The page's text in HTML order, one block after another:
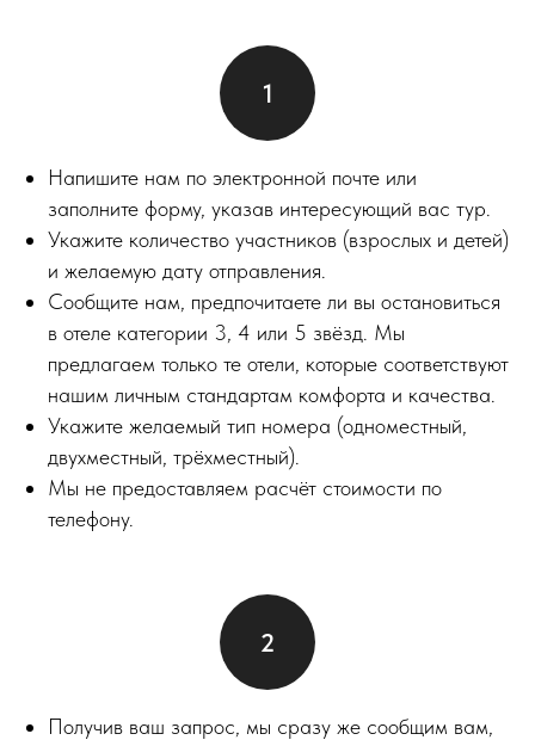
Напишите нам по электронной почте или
заполните форму, указав интересующий вас тур.
Укажите количество участников (взрослых и детей)
и желаемую дату отправления.
Сообщите нам, предпочитаете ли вы остановиться
в отеле категории 3, 4 или 5 звёзд. Мы
предлагаем только те отели, которые соответствуют
нашим личным стандартам комфорта и качества.
Укажите желаемый тип номера (одноместный,
двухместный, трёхместный).
Мы не предоставляем расчёт стоимости по
телефону.
Получив ваш запрос, мы сразу же сообщим вам,